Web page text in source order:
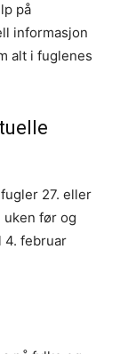
på
informasjon
alt i fuglenes
27. eller
uken før og
4. februar